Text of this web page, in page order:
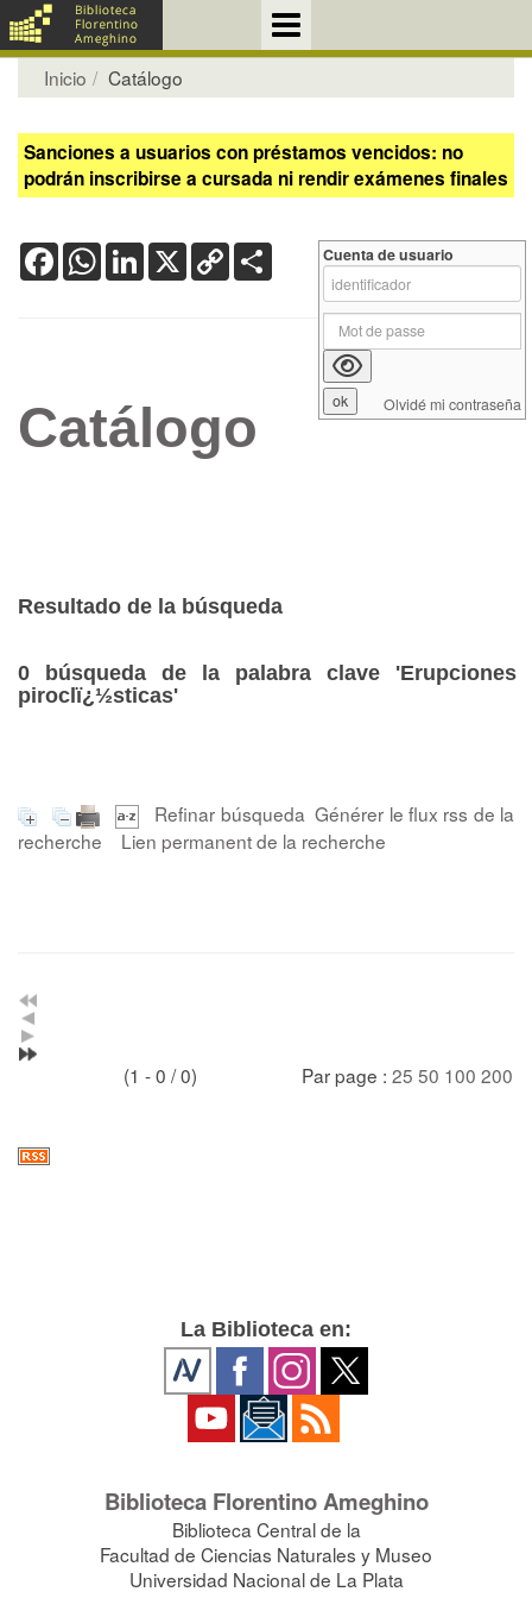
Inicio Catálogo
Sanciones a usuarios con préstamos vencidos: no
podrán inscribirse a cursada ni rendir exámenes finales
FacebookWhatsApp
LinkedIn
X Copy
Link
Catálogo
Resultado de la búsqueda
0 búsqueda de la palabra clave 'Erupciones
piroclï¿½sticas'
Refinar búsqueda Générer le flux rss de la
recherche
Lien permanent de la recherche
(1 - 0 / 0) Par page : 25 50 100 200
Cuenta de usuario
Olvidé mi contraseña
La Biblioteca en:
Biblioteca Florentino Ameghino
Biblioteca Central de la
Facultad de Ciencias Naturales y Museo
Universidad Nacional de La Plata